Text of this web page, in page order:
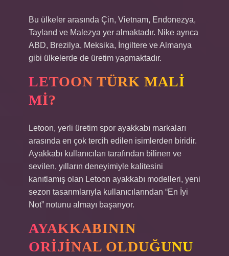
Bu ülkeler arasında Çin, Vietnam, Endonezya,
Tayland ve Malezya yer almaktadır. Nike ayrıca
ABD, Brezilya, Meksika, İngiltere ve Almanya
gibi ülkelerde de üretim yapmaktadır.
LETOON TÜRK MALI
MI?
Letoon, yerli üretim spor ayakkabı markaları
arasında en çok tercih edilen isimlerden biridir.
Ayakkabı kullanıcıları tarafından bilinen ve
sevilen, yılların deneyimiyle kalitesini
kanıtlamış olan Letoon ayakkabı modelleri, yeni
sezon tasarımlarıyla kullanıcılarından “En İyi
Not” notunu almayı başarıyor.
AYAKKABININ
ORIJINAL OLDUĞUNU